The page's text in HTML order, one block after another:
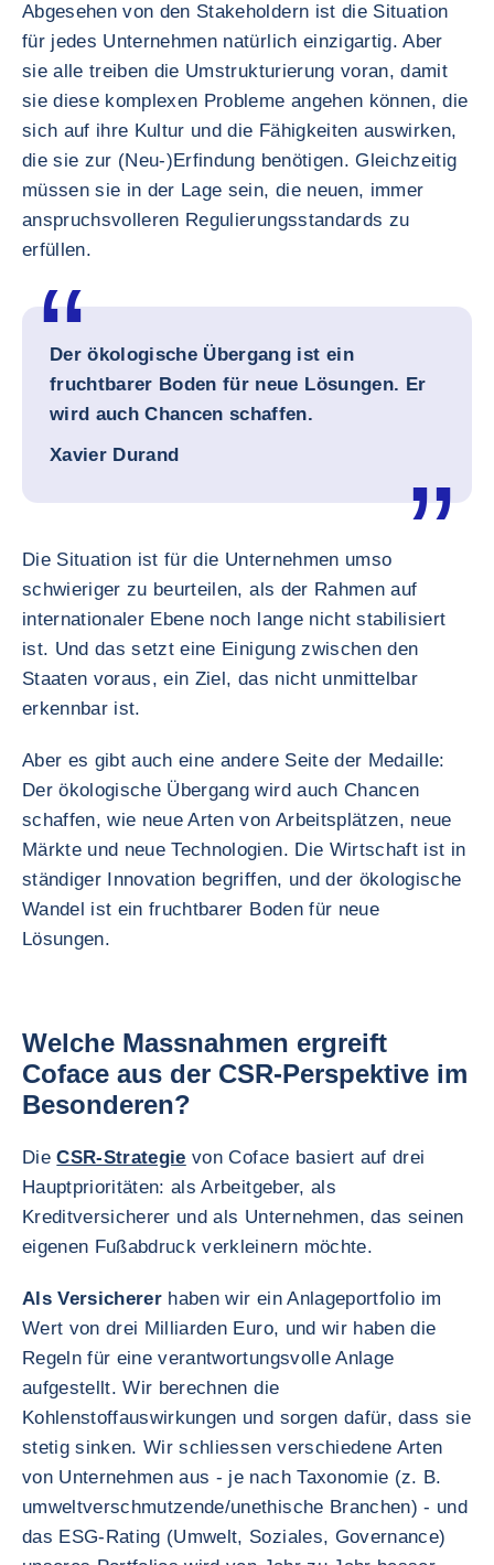
Abgesehen von den Stakeholdern ist die Situation
für jedes Unternehmen natürlich einzigartig. Aber
sie alle treiben die Umstrukturierung voran, damit
sie diese komplexen Probleme angehen können, die
sich auf ihre Kultur und die Fähigkeiten auswirken,
die sie zur (Neu-)Erfindung benötigen. Gleichzeitig
müssen sie in der Lage sein, die neuen, immer
anspruchsvolleren Regulierungsstandards zu
erfüllen.
Der ökologische Übergang ist ein
fruchtbarer Boden für neue Lösungen. Er
wird auch Chancen schaffen.
Xavier Durand
Die Situation ist für die Unternehmen umso
schwieriger zu beurteilen, als der Rahmen auf
internationaler Ebene noch lange nicht stabilisiert
ist. Und das setzt eine Einigung zwischen den
Staaten voraus, ein Ziel, das nicht unmittelbar
erkennbar ist.
Aber es gibt auch eine andere Seite der Medaille:
Der ökologische Übergang wird auch Chancen
schaffen, wie neue Arten von Arbeitsplätzen, neue
Märkte und neue Technologien. Die Wirtschaft ist in
ständiger Innovation begriffen, und der ökologische
Wandel ist ein fruchtbarer Boden für neue
Lösungen.
Welche Massnahmen ergreift
Coface aus der CSR-Perspektive im
Besonderen?
DieCSR-Strategie von Coface basiert auf drei
Hauptprioritäten: als Arbeitgeber, als
Kreditversicherer und als Unternehmen, das seinen
eigenen Fußabdruck verkleinern möchte.
Als Versicherer haben wir ein Anlageportfolio im
Wert von drei Milliarden Euro, und wir haben die
Regeln für eine verantwortungsvolle Anlage
aufgestellt. Wir berechnen die
Kohlenstoffauswirkungen und sorgen dafür, dass sie
stetig sinken. Wir schliessen verschiedene Arten
von Unternehmen aus - je nach Taxonomie (z. B.
umweltverschmutzende/unethische Branchen) - und
das ESG-Rating (Umwelt, Soziales, Governance)